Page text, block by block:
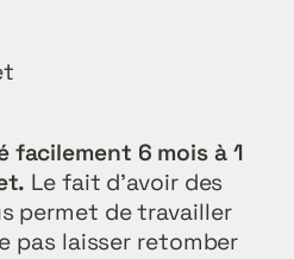
facilement 6 mois à 1
Le fait d'avoir des
permet de travailler
pas laisser retomber